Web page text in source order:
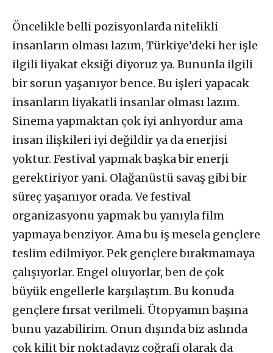
Öncelikle belli pozisyonlarda nitelikli
insanların olması lazım, Türkiye’deki her işle
ilgili liyakat eksiği diyoruz ya. Bununla ilgili
bir sorun yaşanıyor bence. Bu işleri yapacak
insanların liyakatli insanlar olması lazım.
Sinema yapmaktan çok iyi anlıyordur ama
insan ilişkileri iyi değildir ya da enerjisi
yoktur. Festival yapmak başka bir enerji
gerektiriyor yani. Olağanüstü savaş gibi bir
süreç yaşanıyor orada. Ve festival
organizasyonu yapmak bu yanıyla film
yapmaya benziyor. Ama bu iş mesela gençlere
teslim edilmiyor. Pek gençlere bırakmamaya
çalışıyorlar. Engel oluyorlar, ben de çok
büyük engellerle karşılaştım. Bu konuda
gençlere fırsat verilmeli. Ütopyamın başına
bunu yazabilirim. Onun dışında biz aslında
çok kilit bir noktadayız coğrafi olarak da